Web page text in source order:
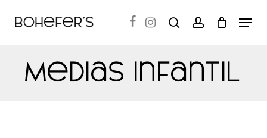
content
search accountMenu
Medias Infantil